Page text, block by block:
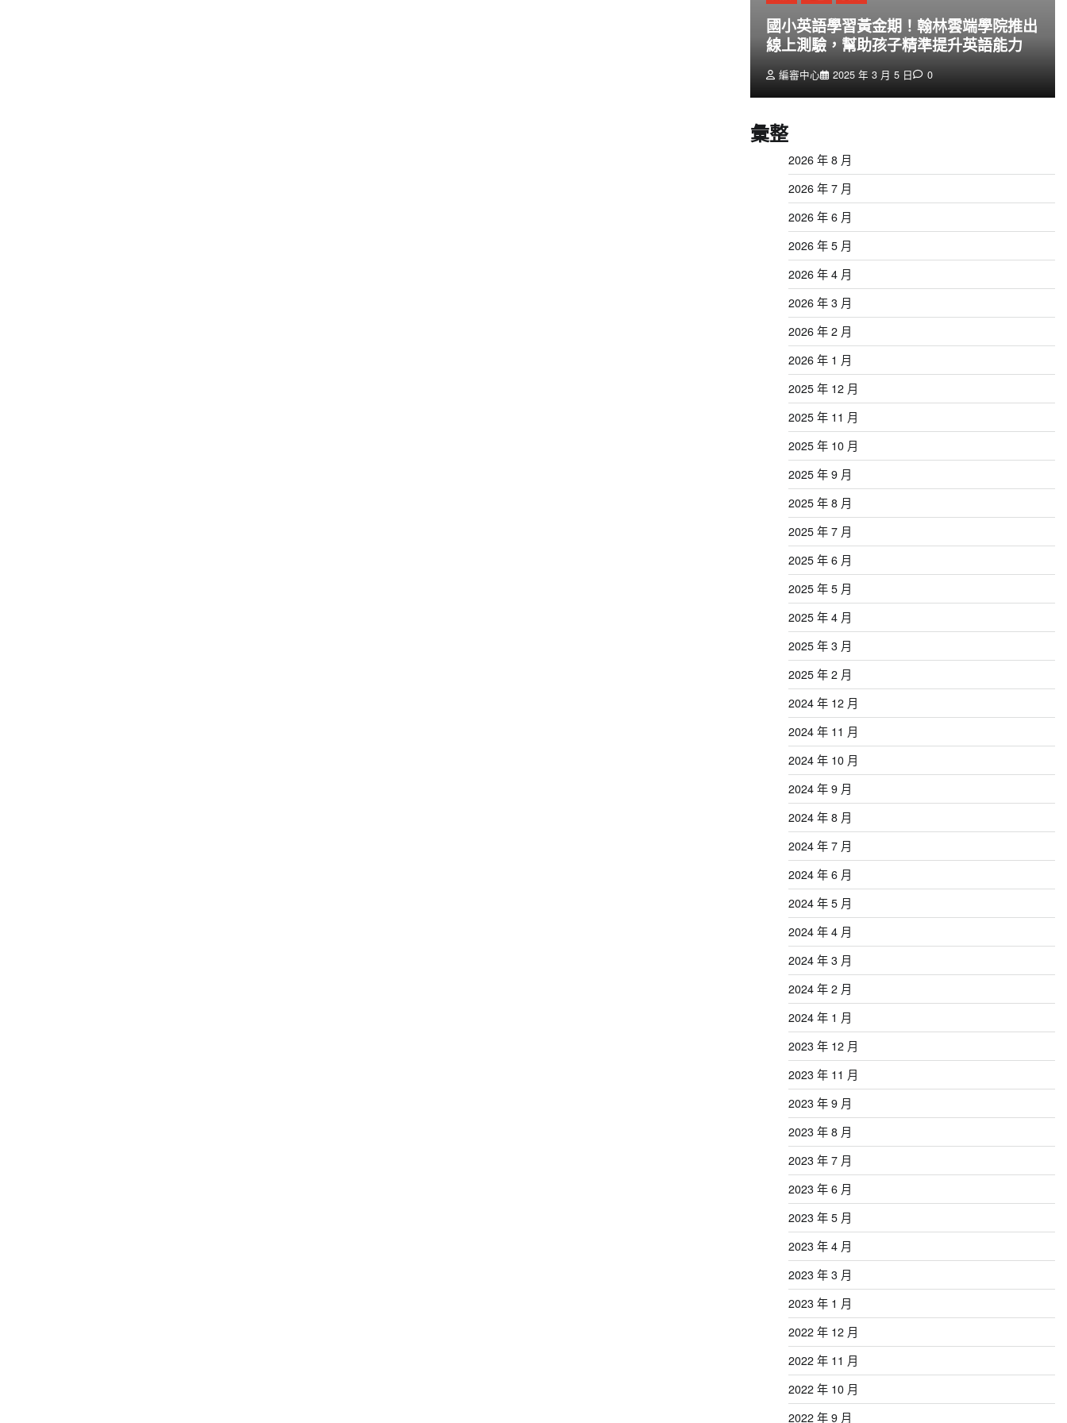
國小英語學習黃金期！翰林雲端學院推出
線上測驗，幫助孩子精準提升英語能力
編審中心 2025 年 3 月 5 日 0
彙整
2026 年 8 月
2026 年 7 月
2026 年 6 月
2026 年 5 月
2026 年 4 月
2026 年 3 月
2026 年 2 月
2026 年 1 月
2025 年 12 月
2025 年 11 月
2025 年 10 月
2025 年 9 月
2025 年 8 月
2025 年 7 月
2025 年 6 月
2025 年 5 月
2025 年 4 月
2025 年 3 月
2025 年 2 月
2024 年 12 月
2024 年 11 月
2024 年 10 月
2024 年 9 月
2024 年 8 月
2024 年 7 月
2024 年 6 月
2024 年 5 月
2024 年 4 月
2024 年 3 月
2024 年 2 月
2024 年 1 月
2023 年 12 月
2023 年 11 月
2023 年 9 月
2023 年 8 月
2023 年 7 月
2023 年 6 月
2023 年 5 月
2023 年 4 月
2023 年 3 月
2023 年 1 月
2022 年 12 月
2022 年 11 月
2022 年 10 月
2022 年 9 月